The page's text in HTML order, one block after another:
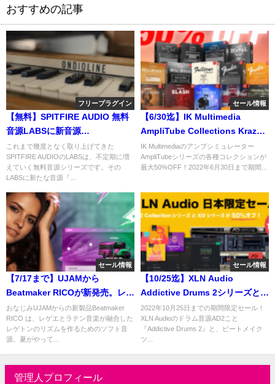
おすすめの記事
フリープラグイン
【無料】SPITFIRE AUDIO 無料
音源LABSに新音源
『ELECTRONIC ANTIQUE』が
登場。世界最古のシンセサイザ
ーOndiolineを音源化！
これまで幾度となく取り上げてきた
SPITFIRE AUDIOのLABSは、不定期に増
えていく無料音源シリーズです。その
LABSに新たな音源『...
セール情報
【6/30迄】IK Multimedia
AmpliTube Collections Krazy
Dealが延長。対象製品
50％OFF！
IK Multimediaのアンプシミュレーター
AmpliTubeシリーズの各種コレクションが
最大50%OFF！2022年6月30日まで期間...
セール情報
【7/17まで】UJAMから
Beatmaker RICOが新発売。レゲ
トンのビートを簡単にメイク！
発売記念セールも開催中！
おなじみUJAMからの新製品Beatmaker
RICO は、レゲエとラテン音楽が融合した
レゲトンのリズムを作るためのソフト音
源。夏がやって...
セール情報
【10/25迄】XLN Audio
Addictive Drums 2シリーズと
XOシリーズが50％OFF！日本だ
けの限定セール！
2022年10月25日までの期間限定セール！
XLN Audioのドラム音源AD2こと
『Addictive Drums 2』と、ビートメイク
ツ...
管理人プロフィール